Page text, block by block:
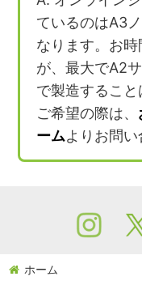
ているのはA3
なります。お
が、最大でA2
で製造すること
ご希望の際は、
ームよりお問い
ホーム